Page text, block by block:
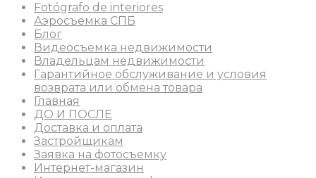
Fotógrafo de interiores
Аэросъемка СПБ
Блог
Видеосъемка недвижимости
Владельцам недвижимости
Гарантийное обслуживание и условия
возврата или обмена товара
Главная
ДО И ПОСЛЕ
Доставка и оплата
Застройщикам
Заявка на фотосъемку
Интернет-магазин